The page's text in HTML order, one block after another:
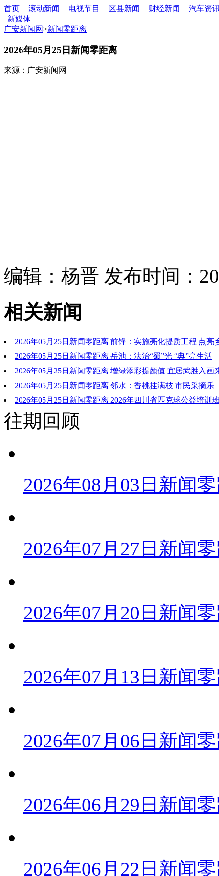
首页 滚动新闻 电视节目 区县新闻 财经新闻
汽车资
新媒体
广安新闻网>新闻零距离
2026年05月25日新闻零距离
来源：广安新闻网
编辑：杨晋 发布时间：
相关新闻
2026年05月25日新闻零距离 前锋：实施亮化提质工程 点亮
2026年05月25日新闻零距离 岳池：法治“蜀”光 “典”亮生活
2026年05月25日新闻零距离 增绿添彩提颜值 宜居武胜入画
2026年05月25日新闻零距离 邻水：香桃挂满枝 市民采摘乐
2026年05月25日新闻零距离 2026年四川省匹克球公益培训
行
往期回顾
2026年08月03日新闻
2026年07月27日新闻
2026年07月20日新闻
2026年07月13日新闻
2026年07月06日新闻
2026年06月29日新闻
2026年06月22日新闻